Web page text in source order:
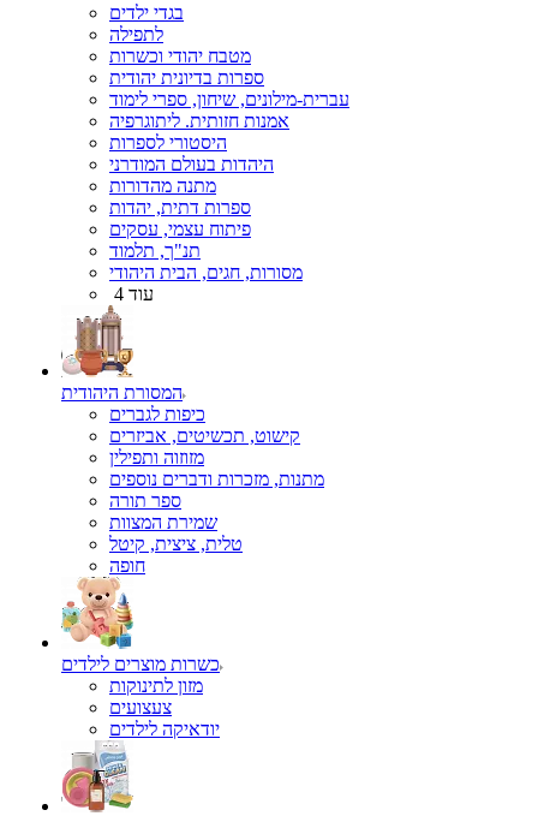
בגדי ילדים
לתפילה
מטבח יהודי וכשרות
ספרות בדיונית יהודית
עברית-מילונים, שיחון, ספרי לימוד
אמנות חזותית. ליתוגרפיה
היסטורי לספרות
היהדות בעולם המודרני
מתנה מהדורות
ספרות דתית, יהדות
פיתוח עצמי, עסקים
תנ"ך, תלמוד
מסורות, חגים, הבית היהודי
עוד 4
המסורת היהודית
כיפות לגברים
קישוט, תכשיטים, אביזרים
מזוזוה ותפילין
מתנות, מזכרות ודברים נוספים
ספר תורה
שמירת המצוות
טלית, ציצית, קיטל
כשרות מוצרים לילדים
מזון לתינוקות
צעצועים
יודאיקה לילדים